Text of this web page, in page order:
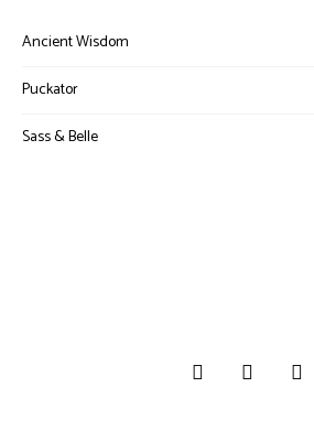
Ancient Wisdom
Puckator
Sass & Belle